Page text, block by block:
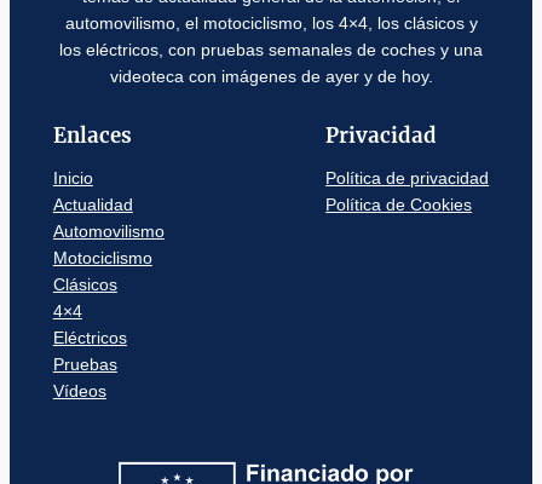
automovilismo, el motociclismo, los 4×4, los clásicos y
los eléctricos, con pruebas semanales de coches y una
videoteca con imágenes de ayer y de hoy.
Enlaces
Inicio
Actualidad
Automovilismo
Motociclismo
Clásicos
4×4
Eléctricos
Pruebas
Vídeos
Privacidad
Política de privacidad
Política de Cookies